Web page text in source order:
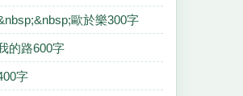
歐於樂300字
的路600字
字